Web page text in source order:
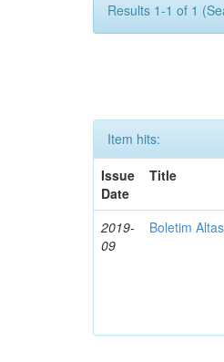
Results 1-1 of 1
Item hits:
Issue
Date
Title
2019-
09
Boletim